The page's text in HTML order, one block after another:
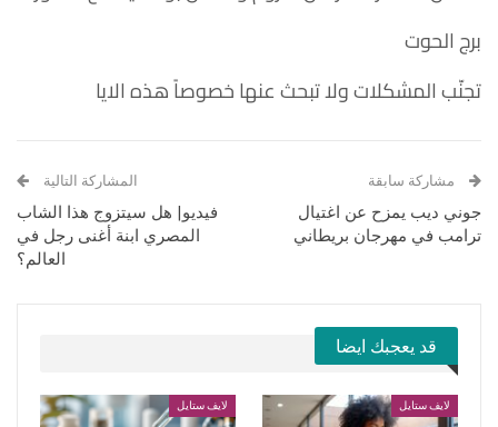
برج الحوت
تجنّب المشكلات ولا تبحث عنها خصوصاً هذه الايا
مشاركة سابقة
جوني ديب يمزح عن اغتيال
ترامب في مهرجان بريطاني
المشاركة التالية
فيديو| هل سيتزوج هذا الشاب
المصري ابنة أغنى رجل في
العالم؟
قد يعجبك ايضا
لايف ستايل لايف ستايل